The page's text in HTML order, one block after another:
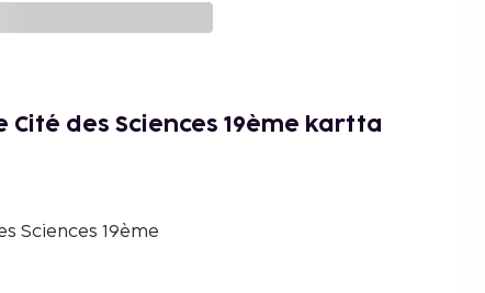
Cité des Sciences 19ème kartta
Sciences 19ème